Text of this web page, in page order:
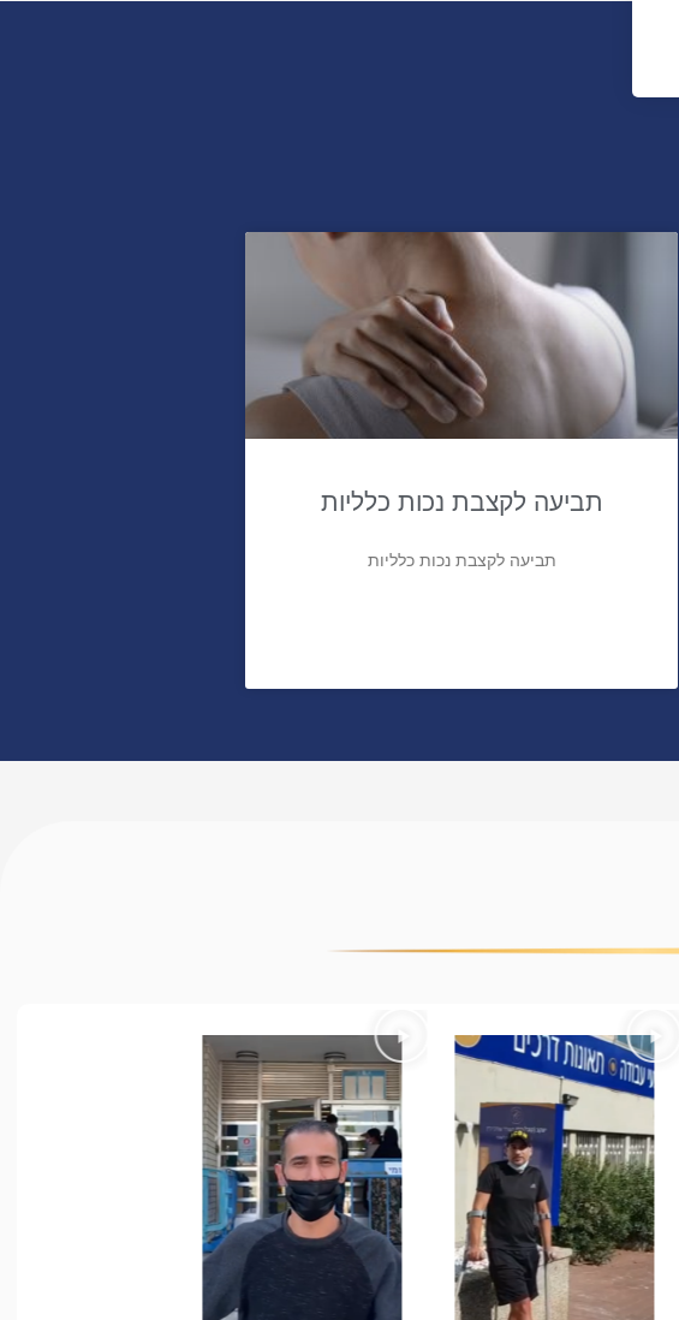
תביעה לקצבת נכות כלליות
תביעה לקצבת נכות כלליות